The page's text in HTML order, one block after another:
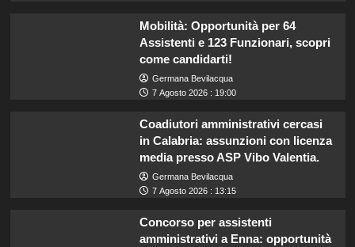
Mobilità: Opportunità per 64
Assistenti e 123 Funzionari, scopri
come candidarti!
Germana Bevilacqua
7 Agosto 2026 : 19:00
Coadiutori amministrativi cercasi
in Calabria: assunzioni con licenza
media presso ASP Vibo Valentia.
Germana Bevilacqua
7 Agosto 2026 : 13:15
Concorso per assistenti
amministrativi a Enna: opportunità